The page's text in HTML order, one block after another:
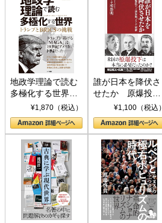
地政学理論で読む
多極化する世界：
トランプとBRICS
の挑戦
¥1,870（税込）
誰が日本を降伏さ
せたか 原爆投
下、ソ連参戦、そ
して聖断 (PHP新
書)
¥1,100（税込）